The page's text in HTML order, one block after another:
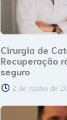
Cirurgia de
Recuperação
seguro
2 de junho de